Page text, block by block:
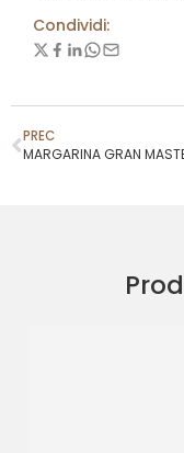
Condividi:
PREC